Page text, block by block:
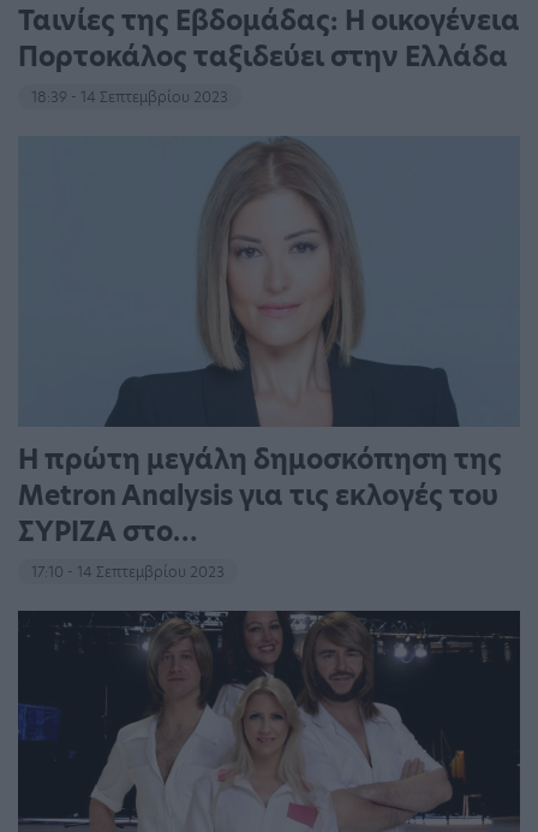
Ταινίες της Εβδομάδας: Η οικογένεια
Πορτοκάλος ταξιδεύει στην Ελλάδα
18:39 - 14 Σεπτεμβρίου 2023
Η πρώτη μεγάλη δημοσκόπηση της
Metron Analysis για τις εκλογές του
ΣΥΡΙΖΑ στο…
17:10 - 14 Σεπτεμβρίου 2023